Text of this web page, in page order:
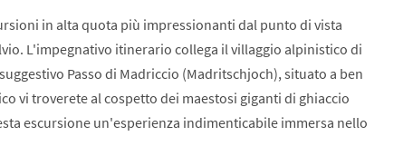
in alta quota più impressionanti dal punto di vista
L'impegnativo itinerario collega il villaggio alpinistico di
Passo di Madriccio (Madritschjoch), situato a ben
vi troverete al cospetto dei maestosi giganti di ghiaccio
escursione un'esperienza indimenticabile immersa nello